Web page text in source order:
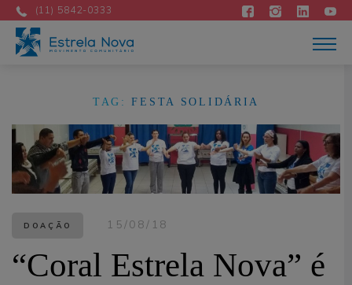
(11) 5842-0333
Atuação
TAG:FESTA SOLIDÁRIA
DOAÇÃO 15/08/18
“Coral Estrela Nova” é